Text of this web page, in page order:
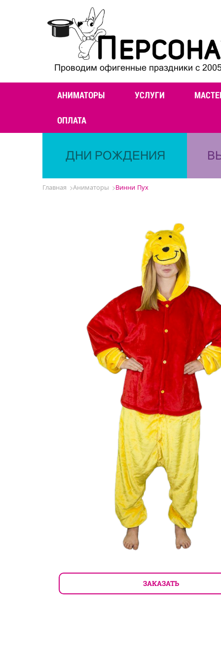
Проводим офигенные праздники с
АНИМАТОРЫ УСЛУГИ
ОПЛАТА
ДНИ РОЖДЕНИЯ
Главная Аниматоры Винни Пух
ЗАКАЗАТЬ